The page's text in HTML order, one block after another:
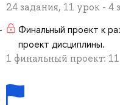
24 задания, 11 урок - 4
Финальный проект к
проект дисциплины.
1 финальный проект: